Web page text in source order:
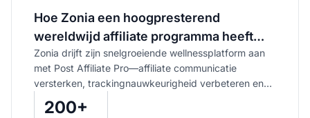
Hoe Zonia een hoogpresterend
wereldwijd affiliate programma heeft
opgebouwd met Post Affiliate Pro
Zonia drijft zijn snelgroeiende wellnessplatform aan
met Post Affiliate Pro—affiliate communicatie
versterken, trackingnauwkeurigheid verbeteren en
activiteiten stroomlijnen voor een bloeiend...
200+